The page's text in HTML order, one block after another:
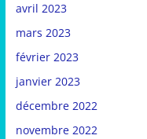
avril 2023
mars 2023
février 2023
janvier 2023
décembre 2022
novembre 2022